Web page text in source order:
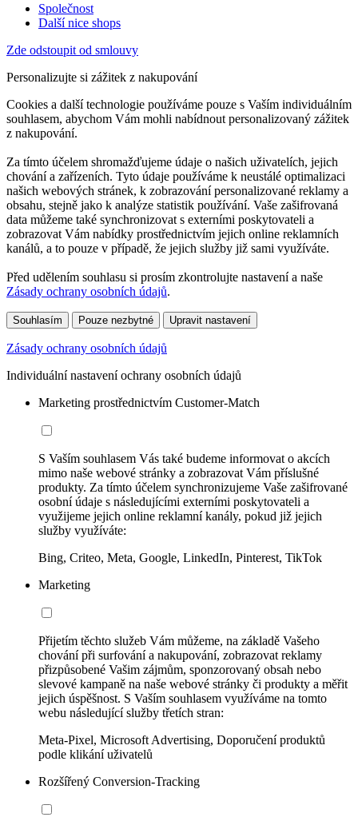
Společnost
Další nice shops
Zde odstoupit od smlouvy
Personalizujte si zážitek z nakupování
Cookies a další technologie používáme pouze s Vaším individuálním
souhlasem, abychom Vám mohli nabídnout personalizovaný zážitek
z nakupování.
Za tímto účelem shromažďujeme údaje o našich uživatelích, jejich
chování a zařízeních. Tyto údaje používáme k neustálé optimalizaci
našich webových stránek, k zobrazování personalizované reklamy a
obsahu, stejně jako k analýze statistik používání. Vaše zašifrovaná
data můžeme také synchronizovat s externími poskytovateli a
zobrazovat Vám nabídky prostřednictvím jejich online reklamních
kanálů, a to pouze v případě, že jejich služby již sami využíváte.
Před udělením souhlasu si prosím zkontrolujte nastavení a naše
Zásady ochrany osobních údajů.
Souhlasím Pouze nezbytné Upravit nastavení
Zásady ochrany osobních údajů
Individuální nastavení ochrany osobních údajů
Marketing prostřednictvím Customer-Match
S Vaším souhlasem Vás také budeme informovat o akcích
mimo naše webové stránky a zobrazovat Vám příslušné
produkty. Za tímto účelem synchronizujeme Vaše zašifrované
osobní údaje s následujícími externími poskytovateli a
využijeme jejich online reklamní kanály, pokud již jejich
služby využíváte:
Bing, Criteo, Meta, Google, LinkedIn, Pinterest, TikTok
Marketing
Přijetím těchto služeb Vám můžeme, na základě Vašeho
chování při surfování a nakupování, zobrazovat reklamy
přizpůsobené Vašim zájmům, sponzorovaný obsah nebo
slevové kampaně na naše webové stránky či produkty a měřit
jejich úspěšnost. S Vaším souhlasem využíváme na tomto
webu následující služby třetích stran:
Meta-Pixel, Microsoft Advertising, Doporučení produktů
podle klikání uživatelů
Rozšířený Conversion-Tracking